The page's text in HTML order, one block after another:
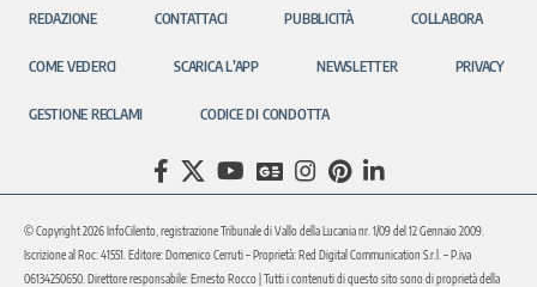
REDAZIONE CONTATTACI PUBBLICITÀ COLLABORA
COME VEDERCI SCARICA L’APP NEWSLETTER PRIVACY
GESTIONE RECLAMI CODICE DI CONDOTTA
© Copyright 2026 InfoCilento, registrazione Tribunale di Vallo della Lucania nr. 1/09 del 12 Gennaio 2009.
Iscrizione al Roc: 41551. Editore: Domenico Cerruti – Proprietà: Red Digital Communication S.r.l. – P.iva
06134250650. Direttore responsabile: Ernesto Rocco | Tutti i contenuti di questo sito sono di proprietà della